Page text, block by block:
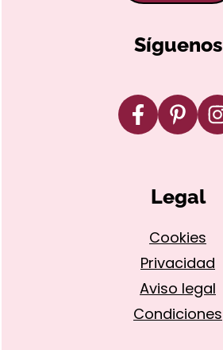
Síguenos
Legal
Cookies
Privacidad
Aviso legal
Condiciones